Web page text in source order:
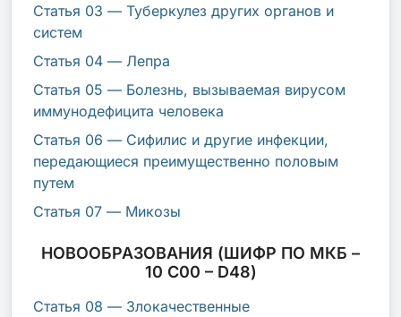
Статья 03 — Туберкулез других органов и
систем
Статья 04 — Лепра
Статья 05 — Болезнь, вызываемая вирусом
иммунодефицита человека
Статья 06 — Сифилис и другие инфекции,
передающиеся преимущественно половым
путем
Статья 07 — Микозы
НОВООБРАЗОВАНИЯ (ШИФР ПО МКБ –
10 C00 – D48)
Статья 08 — Злокачественные